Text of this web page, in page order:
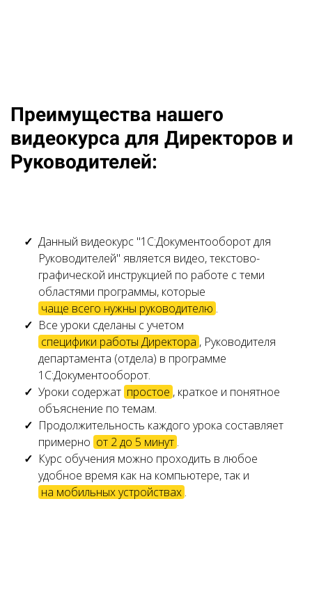
Преимущества нашего
видеокурса для Директоров и
Руководителей:
Данный видеокурс "1С:Документооборот для
Руководителей" является видео, текстово-
графической инструкцией по работе с теми
областями программы, которые
чаще всего нужны руководителю .
Все уроки сделаны с учетом
специфики работы Директора , Руководителя
департамента (отдела) в программе
1С:Документооборот.
Уроки содержат простое , краткое и понятное
объяснение по темам.
Продолжительность каждого урока составляет
примерно от 2 до 5 минут .
Курс обучения можно проходить в любое
удобное время как на компьютере, так и
на мобильных устройствах .